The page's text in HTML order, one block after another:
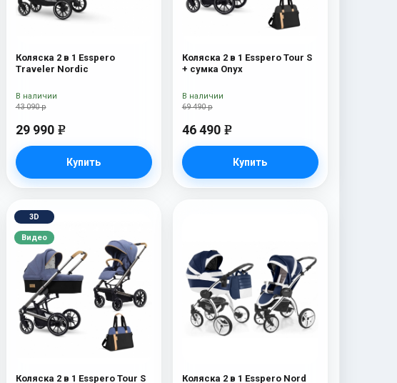
Коляска 2 в 1 Esspero
Traveler Nordic
43 090 р
29 990 e
Купить
В наличии
Коляска 2 в 1 Esspero Tour S
+ сумка Onyx
69 490 р
46 490 e
Купить
В наличии
3D
Видео
Коляска 2 в 1 Esspero Tour S Коляска 2 в 1 Esspero Nord